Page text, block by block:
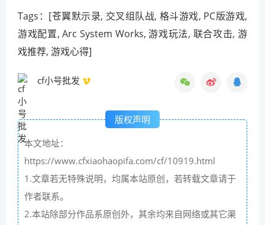
Tags：[苍翼默示录, 交叉组队战, 格斗游戏, PC版游戏,
游戏配置, Arc System Works, 游戏玩法, 联合攻击, 游
戏推荐, 游戏心得]
cf小号批发
版权声明
本文地址：
https://www.cfxiaohaopifa.com/cf/10919.html
1.文章若无特殊说明，均属本站原创，若转载文章请于
作者联系。
2.本站除部分作品系原创外，其余均来自网络或其它渠